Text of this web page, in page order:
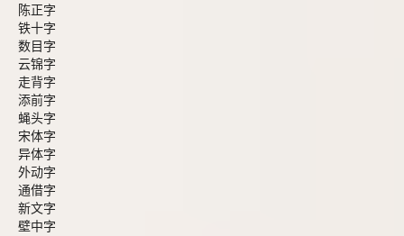
陈正字
铁十字
数目字
云锦字
走背字
添前字
蝇头字
宋体字
异体字
外动字
通借字
新文字
壁中字